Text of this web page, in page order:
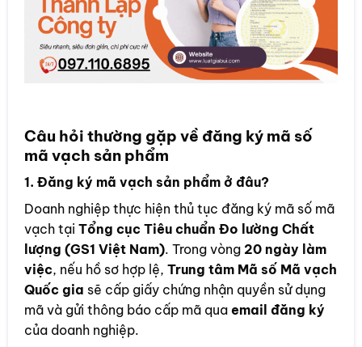
Câu hỏi thường gặp về đăng ký mã số
mã vạch sản phẩm
1. Đăng ký mã vạch sản phẩm ở đâu?
Doanh nghiệp thực hiện thủ tục đăng ký mã số mã
vạch tại Tổng cục Tiêu chuẩn Đo lường Chất
lượng (GS1 Việt Nam). Trong vòng 20 ngày làm
việc, nếu hồ sơ hợp lệ, Trung tâm Mã số Mã vạch
Quốc gia sẽ cấp giấy chứng nhận quyền sử dụng
mã và gửi thông báo cấp mã qua email đăng ký
của doanh nghiệp.